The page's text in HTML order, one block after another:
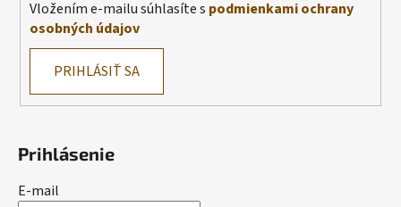
Vložením e-mailu súhlasíte s podmienkami ochrany
osobných údajov
PRIHLÁSIŤ SA
Prihlásenie
E-mail